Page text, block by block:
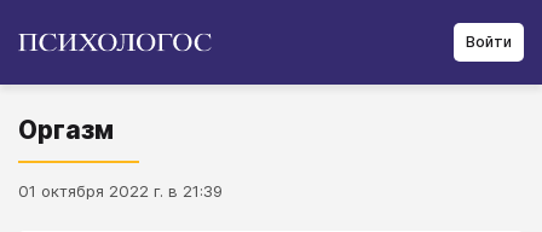
Войти
Оргазм
01 октября 2022 г. в 21:39